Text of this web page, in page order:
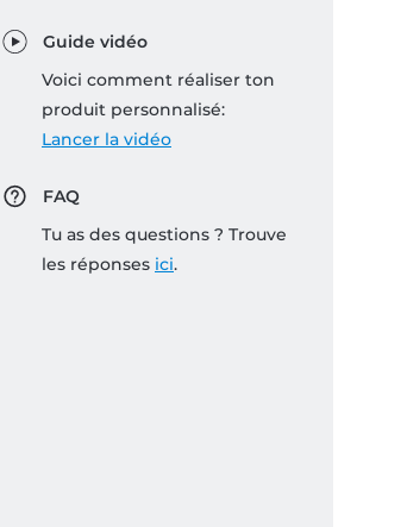
Guide vidéo
Voici comment réaliser ton
produit personnalisé:
Lancer la vidéo
FAQ
Tu as des questions ? Trouve
les réponses ici.